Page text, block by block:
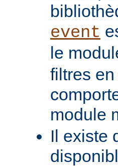
event
le
filtres
module
Il existe